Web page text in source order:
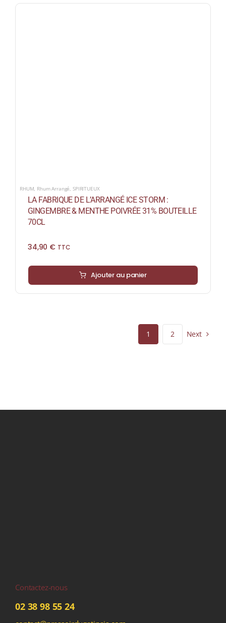
RHUM, Rhum Arrangé, SPIRITUEUX
LA FABRIQUE DE L’ARRANGÉ ICE STORM :
GINGEMBRE & MENTHE POIVRÉE 31% BOUTEILLE
70CL
34,90 € TTC
Ajouter au panier
1 2 Next
Contactez-nous
02 38 98 55 24